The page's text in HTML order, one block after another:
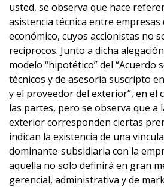
usted, se observa que hace
asistencia técnica entre
económico, cuyos accionistas no
recíprocos. Junto a dicha
modelo “hipotético” del “Acuerdo
técnicos y de asesoría suscripto
y el proveedor del exterior”, en el
las partes, pero se observa que a
exterior corresponden ciertas
indican la existencia de una
dominante-subsidiaria con la
aquella no solo definirá en gran
gerencial, administrativa y de